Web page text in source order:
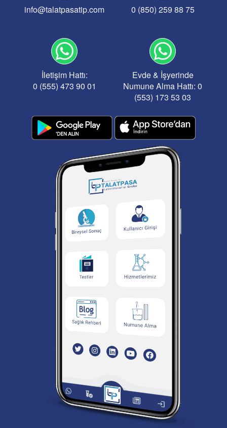
info@talatpasatip.com 0 (850) 259 88 75
İletişim Hattı:
0 (555) 473 90 01
Evde & İşyerinde
Numune Alma Hattı: 0
(553) 173 53 03